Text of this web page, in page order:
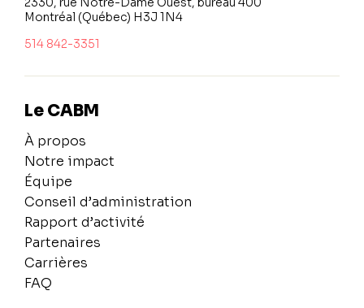
Montréal (Québec) H3J 1N4
514 842-3351
Le CABM
À propos
Notre impact
Équipe
Conseil d’administration
Rapport d’activité
Partenaires
Carrières
FAQ